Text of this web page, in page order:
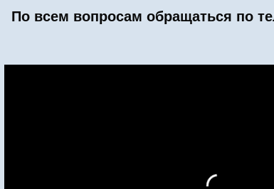
По всем вопросам обращаться по